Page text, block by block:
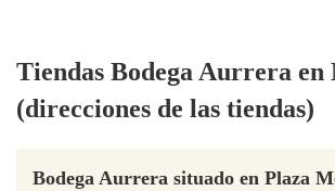
Tiendas Bodega Aurrera en
(direcciones de las tiendas)
Bodega Aurrera situado en Plaza